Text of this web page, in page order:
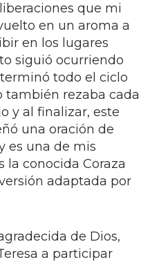
que mi
en un aroma a
en los lugares
siguió ocurriendo
todo el ciclo
también rezaba cada
y al finalizar, este
una oración de
es una de mis
la conocida Coraza
adaptada por
de Dios,
a participar